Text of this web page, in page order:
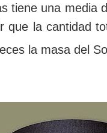
tiene una media
que la cantidad
la masa del